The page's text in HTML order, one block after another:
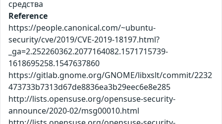
средства
Reference
https://people.canonical.com/~ubuntu-
security/cve/2019/CVE-2019-18197.html?
_ga=2.252260362.2077164082.1571715739-
1618695258.1547637860
https://gitlab.gnome.org/GNOME/libxslt/commit/2232
473733b7313d67de8836ea3b29eec6e8e285
http://lists.opensuse.org/opensuse-security-
announce/2020-02/msg00010.html